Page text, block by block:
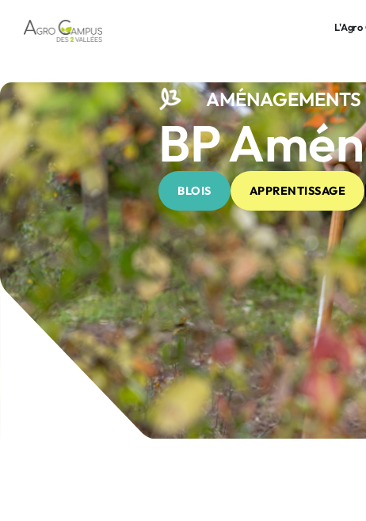
L'Agro
AMÉNAGEMENTS
BP
BLOIS APPRENTISSAGE